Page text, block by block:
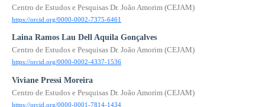
Centro de Estudos e Pesquisas Dr. João Amorim (CEJAM)
https://orcid.org/0000-0002-7375-6461
Laina Ramos Lau Dell Aquila Gonçalves
Centro de Estudos e Pesquisas Dr. João Amorim (CEJAM)
https://orcid.org/0000-0002-4337-1536
Viviane Pressi Moreira
Centro de Estudos e Pesquisas Dr. João Amorim (CEJAM)
https://orcid.org/0000-0001-7814-1434